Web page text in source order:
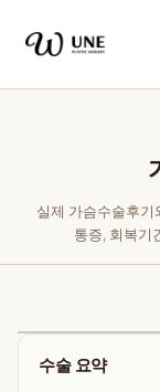
실제 가슴수술후
통증, 회복기
수술 요약